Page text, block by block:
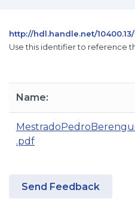
http://hdl.handle.net/
Use this identifier to reference
Name:
.pdf
Send Feedback